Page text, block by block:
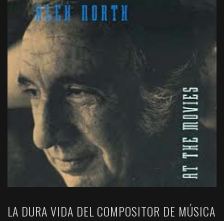
LA DURA VIDA DEL COMPOSITOR DE MÚSICA